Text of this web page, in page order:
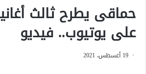
حماقى يطرح ثالث
على يوتيوب.. فيديو
19 أغسطس، 2021